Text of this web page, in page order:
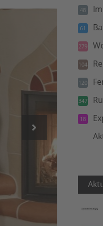
48
61
279
104
120
347
18